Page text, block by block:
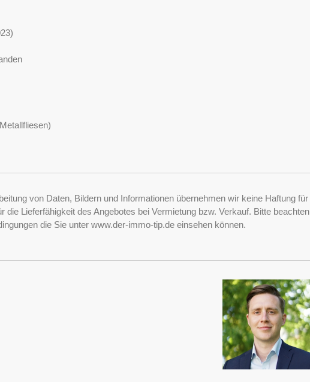
von Daten, Bildern und Informationen übernehmen wir keine Haftung für
die Lieferfähigkeit des Angebotes bei Vermietung bzw. Verkauf. Bitte beachten
die Sie unter www.der-immo-tip.de einsehen können.